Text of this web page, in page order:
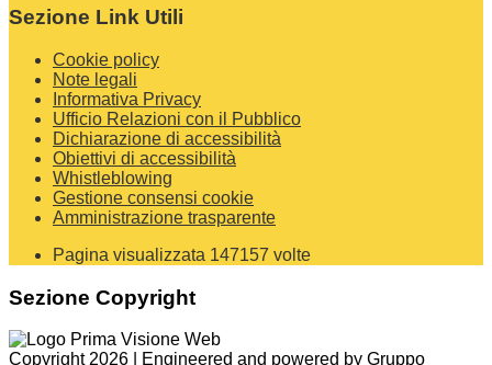
Sezione Link Utili
Cookie policy
Note legali
Informativa Privacy
Ufficio Relazioni con il Pubblico
Dichiarazione di accessibilità
Obiettivi di accessibilità
Whistleblowing
Gestione consensi cookie
Amministrazione trasparente
Pagina visualizzata 147157 volte
Sezione Copyright
Copyright 2026 | Engineered and powered by Gruppo